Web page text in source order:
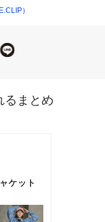
す。
ウオッシュデニム
）